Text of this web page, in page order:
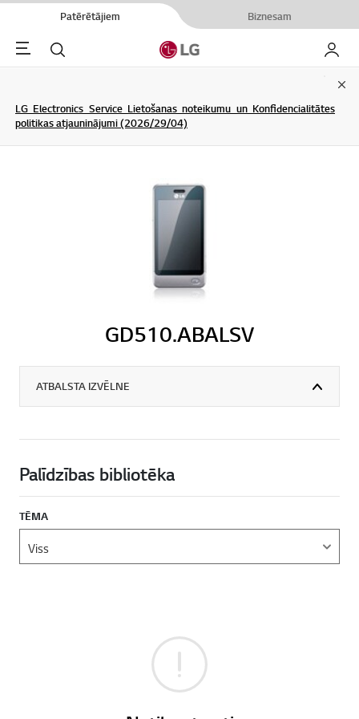
Patērētājiem Biznesam
Menu Meklēt Mans
LG Electronics Service Lietošanas noteikumu un Konfidencialitātes
politikas atjauninājumi (2026/29/04)
GD510.ABALSV
ATBALSTA IZVĒLNE
Palīdzības bibliotēka
TĒMA